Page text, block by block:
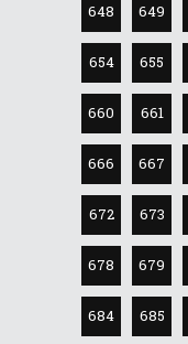
648 649
654 655
660 661
666 667
672 673
678 679
684 685